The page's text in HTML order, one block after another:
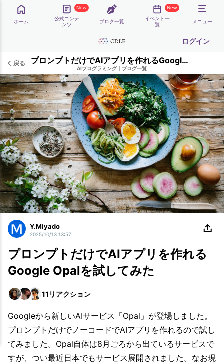
ホーム
New
公式コンテ
ンツ
ブログ一覧
New
イベント一
覧
メニュー
ログイン
戻る プロンプトだけでAIアプリを作れるGoogle Opalを試してみた
AIプログラミング ブログ一覧
Y.Miyado
2025/10/13 13:57
プロンプトだけでAIアプリを作れる
Google Opalを試してみた
11 リアクション
Googleから新しいAIサービス「Opal」が登場しました。
プロンプトだけでノーコードでAIアプリを作れるので試し
てみました。Opal自体は8月ごろから出ているサービスで
すが、つい最近日本でもサービス展開されました。なお現